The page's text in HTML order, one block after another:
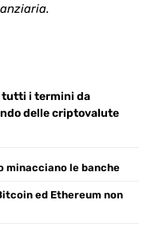
tutti i termini da
delle criptovalute
minacciano le banche
ed Ethereum non